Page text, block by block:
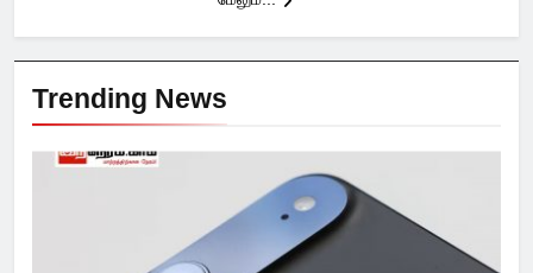
Trending News